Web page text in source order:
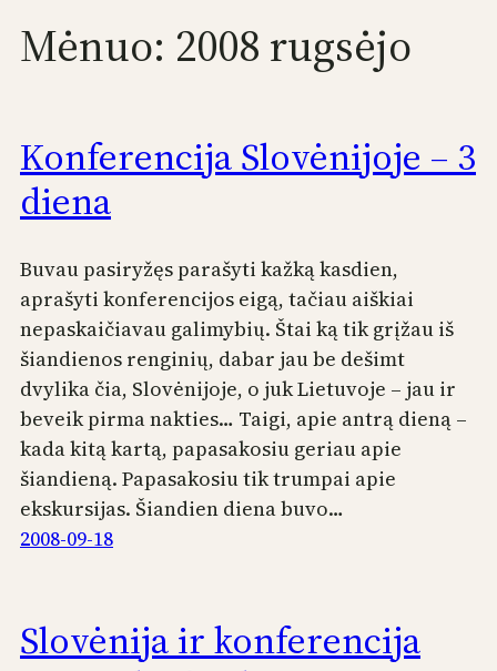
Mėnuo: 2008 rugsėjo
Konferencija Slovėnijoje – 3
diena
Buvau pasiryžęs parašyti kažką kasdien,
aprašyti konferencijos eigą, tačiau aiškiai
nepaskaičiavau galimybių. Štai ką tik grįžau iš
šiandienos renginių, dabar jau be dešimt
dvylika čia, Slovėnijoje, o juk Lietuvoje – jau ir
beveik pirma nakties… Taigi, apie antrą dieną –
kada kitą kartą, papasakosiu geriau apie
šiandieną. Papasakosiu tik trumpai apie
ekskursijas. Šiandien diena buvo…
2008-09-18
Slovėnija ir konferencija